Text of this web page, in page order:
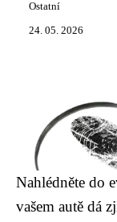
Ostatní
24. 05. 2026
Nahlédněte do
vašem autě dá